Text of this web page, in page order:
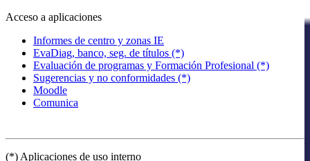
Acceso a aplicaciones
Informes de centro y zonas IE
EvaDiag, banco, seg. de títulos (*)
Evaluación de programas y Formación Profesional (*)
Sugerencias y no conformidades (*)
Moodle
Comunica
(*) Aplicaciones de uso interno